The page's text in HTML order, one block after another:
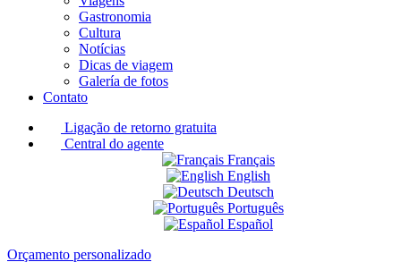
Gastronomia
Cultura
Notícias
Dicas de viagem
Galería de fotos
Contato
Ligação de retorno gratuita
Central do agente
Français
English
Deutsch
Português
Español
Orçamento personalizado